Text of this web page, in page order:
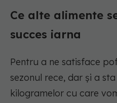
Ce alte alimente
succes iarna
Pentru a ne satisface
sezonul rece, dar și a
kilogramelor cu care